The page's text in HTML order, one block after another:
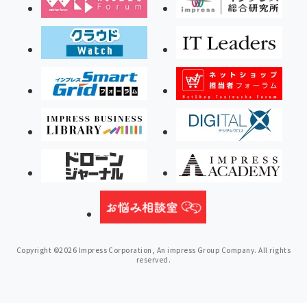
Copyright ©2026 Impress Corporation, An impress Group Company. All rights
reserved.